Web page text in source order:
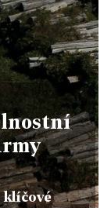
klíčové